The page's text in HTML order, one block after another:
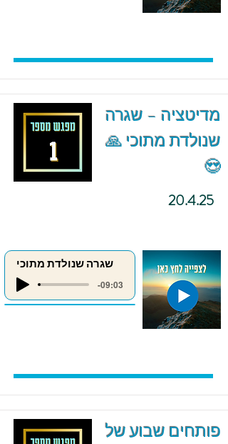
מדיטציה – שגרה
שנולדת מתוכי 🙏
😍
20.4.25
שגרה שנולדת מתוכי
-09:03
פותחים שבוע של